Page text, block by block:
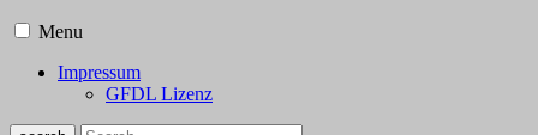
Menu
Impressum
GFDL Lizenz